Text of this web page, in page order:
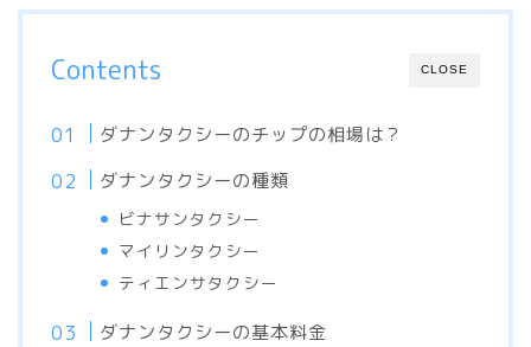
CLOSE
Contents
ダナンタクシーのチップの相場は？
ダナンタクシーの種類
ビナサンタクシー
マイリンタクシー
ティエンサタクシー
ダナンタクシーの基本料金